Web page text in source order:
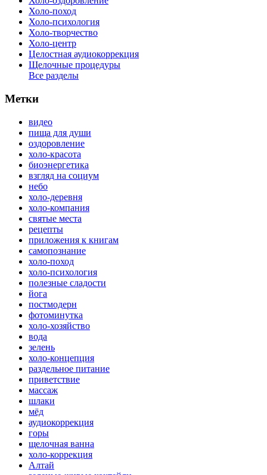
Холо-поход
Холо-психология
Холо-творчество
Холо-центр
Целостная аудиокоррекция
Щелочные процедуры
Все разделы
Метки
видео
пища для души
оздоровление
холо-красота
биоэнергетика
взгляд на социум
небо
холо-деревня
холо-компания
святые места
рецепты
приложения к книгам
самопознание
холо-поход
холо-психология
полезные сладости
йога
постмодерн
фотоминутка
холо-хозяйство
вода
зелень
холо-концепция
раздельное питание
приветствие
массаж
шлаки
мёд
аудиокоррекция
горы
щелочная ванна
холо-коррекция
Алтай